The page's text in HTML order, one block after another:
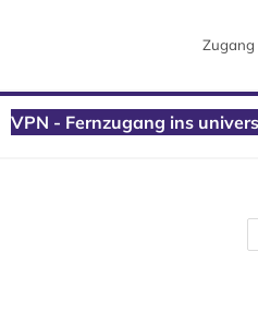
Zugang
VPN - Fernzugang ins